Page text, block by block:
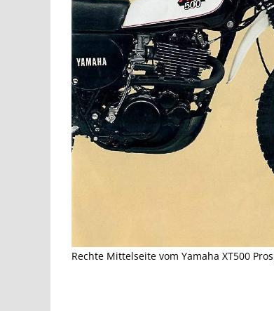
Rechte Mittelseite vom Yamaha XT500